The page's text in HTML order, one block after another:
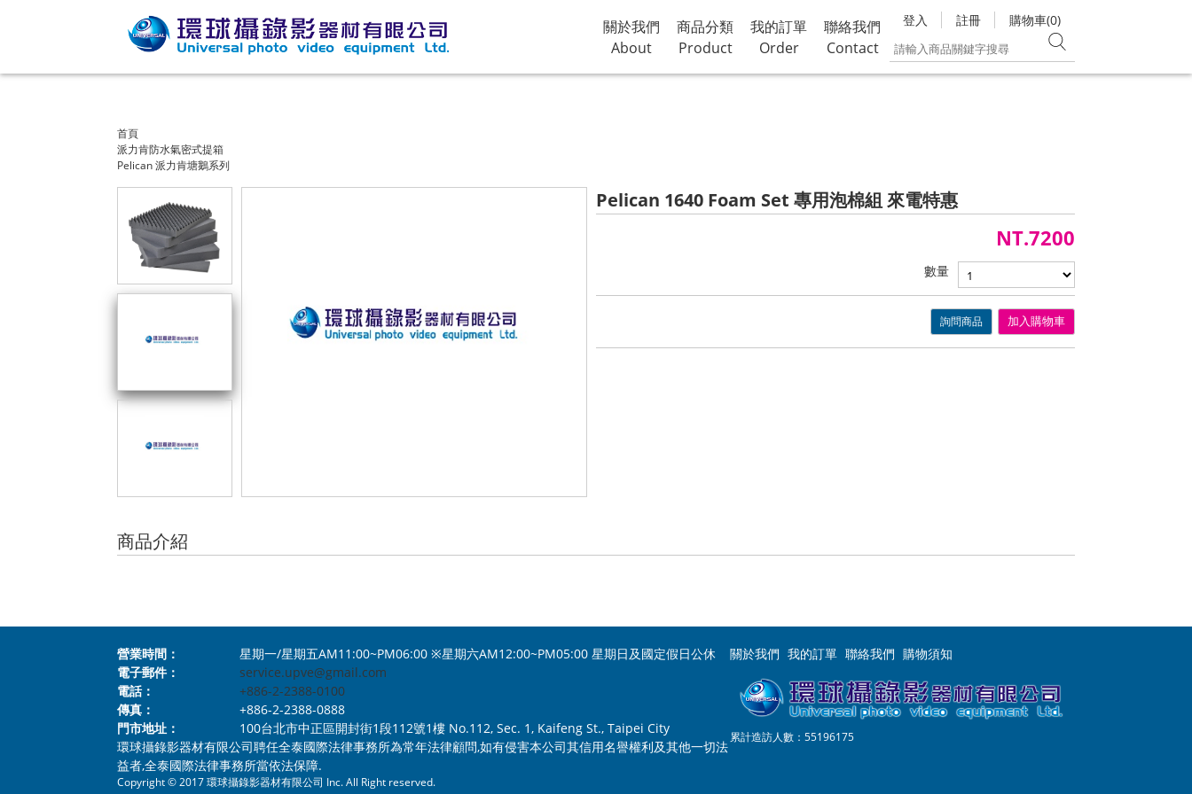
關於我們
About
商品分類
Product
我的訂單
Order
聯絡我們
Contact
登入 註冊 購物車(0)
首頁
派力肯防水氣密式提箱
Pelican 派力肯塘鵝系列
Pelican 1640 Foam Set 專用泡棉組 來電特惠
NT.7200
數量
詢問商品 加入購物車
商品介紹
營業時間：
星期一/星期五AM11:00~PM06:00 ※星期六AM12:00~PM05:00 星期日及國定假日公休
電子郵件：
service.upve@gmail.com
電話：
+886-2-2388-0100
傳真：
+886-2-2388-0888
門市地址：
100台北市中正區開封街1段112號1樓 No.112, Sec. 1, Kaifeng St., Taipei City
環球攝錄影器材有限公司聘任全泰國際法律事務所為常年法律顧問,如有侵害本公司其信用名譽權利及其他一切法
益者,全泰國際法律事務所當依法保障.
Copyright © 2017 環球攝錄影器材有限公司 Inc. All Right reserved.
關於我們 我的訂單 聯絡我們 購物須知
累計造訪人數：55196175